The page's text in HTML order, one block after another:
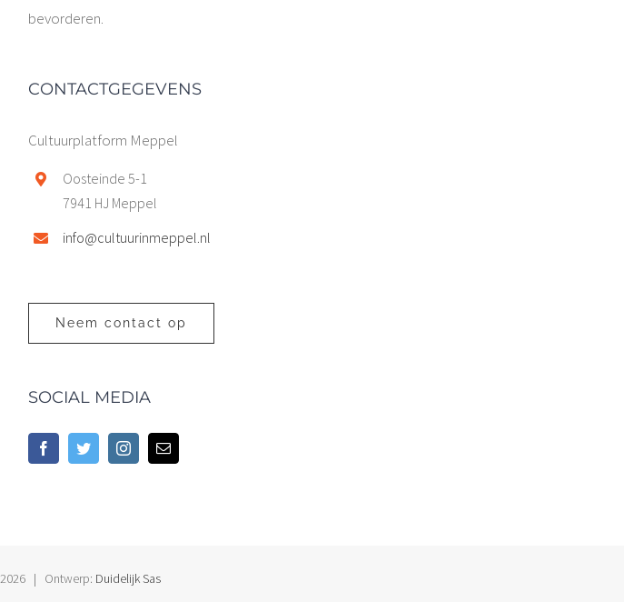
bevorderen.
CONTACTGEGEVENS
Cultuurplatform Meppel
Oosteinde 5-1
7941 HJ Meppel
info@cultuurinmeppel.nl
Neem contact op
SOCIAL MEDIA
2026 | Ontwerp: Duidelijk Sas